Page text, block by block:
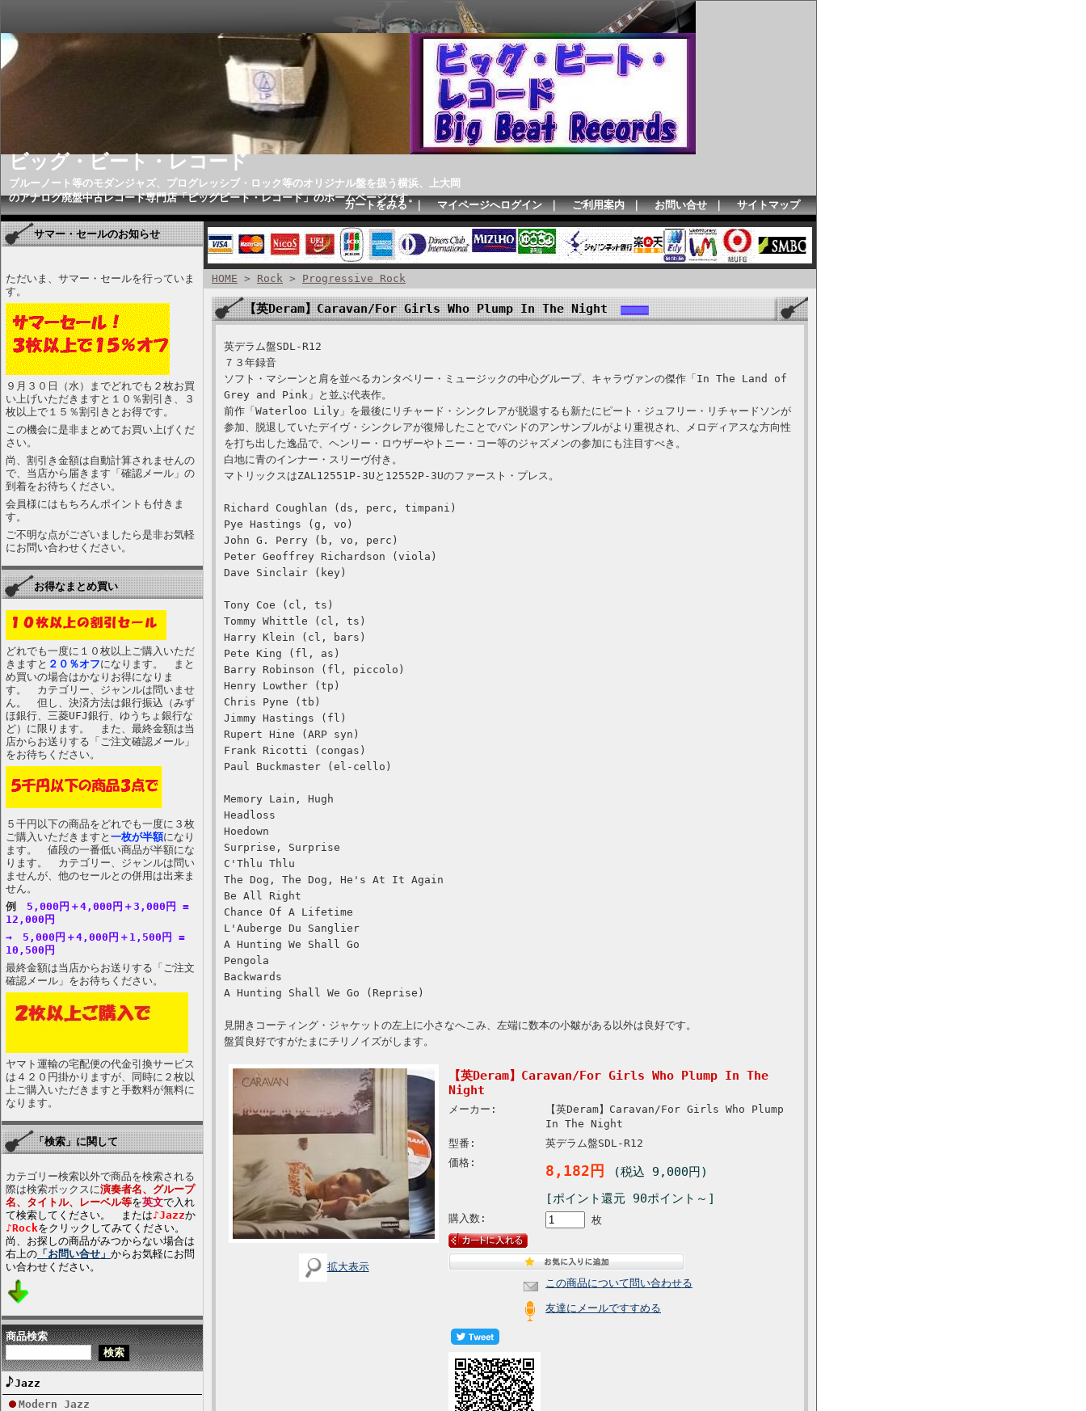
ビッグ・ビート・レコード
ブルーノート等のモダンジャズ、プログレッシブ・ロック等のオリジナル盤を扱う横浜、上大岡
のアナログ廃盤中古レコード専門店「ビッグビート・レコード」のホームページです。
カートをみる｜ マイページへログイン｜ ご利用案内｜ お問い合せ｜ サイトマップ
サマー・セールのお知らせ
ただいま、サマー・セールを行っていま
す。
９月３０日（水）までどれでも２枚お買
い上げいただきますと１０％割引き、３
枚以上で１５％割引きとお得です。
この機会に是非まとめてお買い上げくだ
さい。
尚、割引き金額は自動計算されませんの
で、当店から届きます「確認メール」の
到着をお待ちください。
会員様にはもちろんポイントも付きま
す。
ご不明な点がございましたら是非お気軽
にお問い合わせください。
お得なまとめ買い
どれでも一度に１０枚以上ご購入いただ
きますと ２０％オフになります。 まと
め買いの場合はかなりお得になりま
す。 カテゴリー、ジャンルは問いませ
ん。 但し、決済方法は銀行振込（みず
ほ銀行、三菱UFJ銀行、ゆうちょ銀行な
ど）に限ります。 また、最終金額は当
店からお送りする「ご注文確認メール」
をお待ちください。
５千円以下の商品をどれでも一度に３枚
ご購入いただきますと 一枚が半額になり
ます。 値段の一番低い商品が半額にな
ります。 カテゴリー、ジャンルは問い
ませんが、他のセールとの併用は出来ま
せん。
例
5,000円＋4,000円＋3,000円 =
12,000円
→ 5,000円＋4,000円＋1,500円 =
10,500円
最終金額は当店からお送りする「ご注文
確認メール」をお待ちください。
ヤマト運輸の宅配便の代金引換サービス
は４２０円掛かりますが、同時に２枚以
上ご購入いただきますと手数料が無料に
なります。
「検索」に関して
カテゴリー検索以外で商品を検索される
際は検索ボックスに演奏者名、グループ
名、タイトル、レーベル等を英文で入れ
て検索してください。 または♪Jazzか
♪Rockをクリックしてみてください。
尚、お探しの商品がみつからない場合は
右上の 「お問い合せ」 からお気軽にお問
い合わせください。
商品検索
Jazz
Modern Jazz
HOME > Rock > Progressive Rock
【英Deram】Caravan/For Girls Who Plump In The Night
英デラム盤SDL-R12
７３年録音
ソフト・マシーンと肩を並べるカンタベリー・ミュージックの中心グループ、キャラヴァンの傑作「In The Land of
Grey and Pink」と並ぶ代表作。
前作「Waterloo Lily」を最後にリチャード・シンクレアが脱退するも新たにピート・ジュフリー・リチャードソンが
参加、脱退していたデイヴ・シンクレアが復帰したことでバンドのアンサンブルがより重視され、メロディアスな方向性
を打ち出した逸品で、ヘンリー・ロウザーやトニー・コー等のジャズメンの参加にも注目すべき。
白地に青のインナー・スリーヴ付き。
マトリックスはZAL12551P-3Uと12552P-3Uのファースト・プレス。
Richard Coughlan (ds, perc, timpani)
Pye Hastings (g, vo)
John G. Perry (b, vo, perc)
Peter Geoffrey Richardson (viola)
Dave Sinclair (key)
Tony Coe (cl, ts)
Tommy Whittle (cl, ts)
Harry Klein (cl, bars)
Pete King (fl, as)
Barry Robinson (fl, piccolo)
Henry Lowther (tp)
Chris Pyne (tb)
Jimmy Hastings (fl)
Rupert Hine (ARP syn)
Frank Ricotti (congas)
Paul Buckmaster (el-cello)
Memory Lain, Hugh
Headloss
Hoedown
Surprise, Surprise
C'Thlu Thlu
The Dog, The Dog, He's At It Again
Be All Right
Chance Of A Lifetime
L'Auberge Du Sanglier
A Hunting We Shall Go
Pengola
Backwards
A Hunting Shall We Go (Reprise)
見開きコーティング・ジャケットの左上に小さなへこみ、左端に数本の小皺がある以外は良好です。
盤質良好ですがたまにチリノイズがします。
拡大表示
【英Deram】Caravan/For Girls Who Plump In The
Night
メーカー:
【英Deram】Caravan/For Girls Who Plump
In The Night
型番:
英デラム盤SDL-R12
価格:
8,182円
(税込 9,000円)
[ポイント還元 90ポイント～]
購入数: 枚
この商品について問い合わせる
友達にメールですすめる